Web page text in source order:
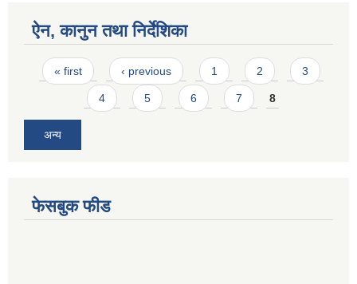
ऐन, कानुन तथा निर्देशिका
Pages
« first ‹ previous 1 2 3
4 5 6 7 8
अन्य
फेसबुक फीड